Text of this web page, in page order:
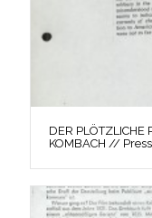
DER PLÖTZLICHE
KOMBACH //